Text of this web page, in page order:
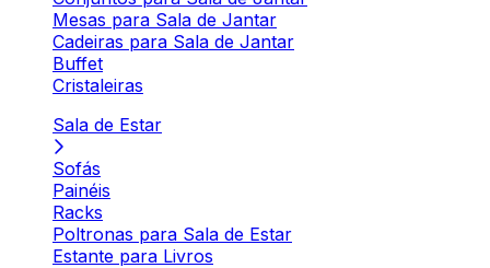
Mesas para Sala de Jantar
Cadeiras para Sala de Jantar
Buffet
Cristaleiras
Sala de Estar
Sofás
Painéis
Racks
Poltronas para Sala de Estar
Estante para Livros